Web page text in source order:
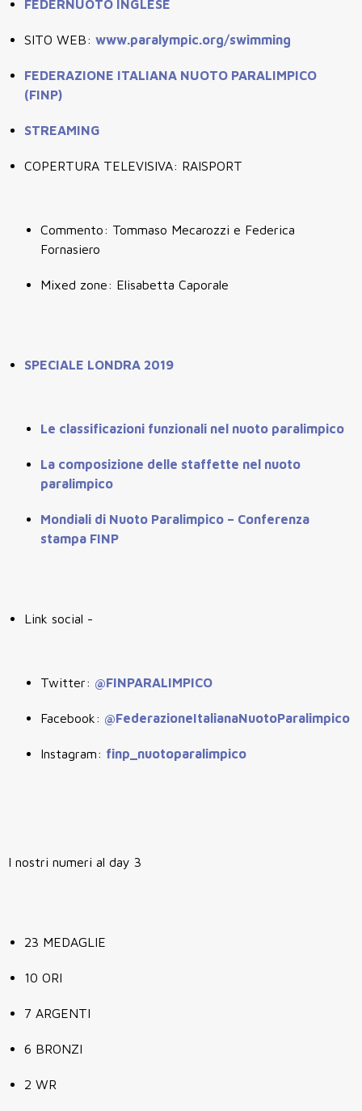
FEDERNUOTO INGLESE
SITO WEB: www.paralympic.org/swimming
FEDERAZIONE ITALIANA NUOTO PARALIMPICO
(FINP)
STREAMING
COPERTURA TELEVISIVA: RAISPORT
Commento: Tommaso Mecarozzi e Federica
Fornasiero
Mixed zone: Elisabetta Caporale
SPECIALE LONDRA 2019
Le classificazioni funzionali nel nuoto paralimpico
La composizione delle staffette nel nuoto
paralimpico
Mondiali di Nuoto Paralimpico – Conferenza
stampa FINP
Link social -
Twitter: @FINPARALIMPICO
Facebook: @FederazioneItalianaNuotoParalimpico
Instagram: finp_nuotoparalimpico
I nostri numeri al day 3
23 MEDAGLIE
10 ORI
7 ARGENTI
6 BRONZI
2 WR